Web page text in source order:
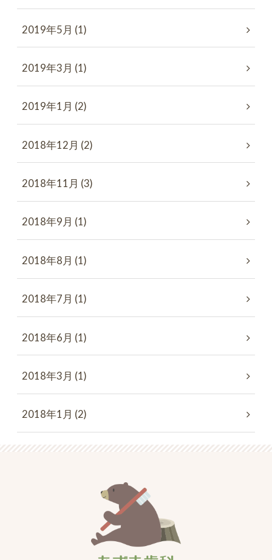
2019年5月 (1)
2019年3月 (1)
2019年1月 (2)
2018年12月 (2)
2018年11月 (3)
2018年9月 (1)
2018年8月 (1)
2018年7月 (1)
2018年6月 (1)
2018年3月 (1)
2018年1月 (2)